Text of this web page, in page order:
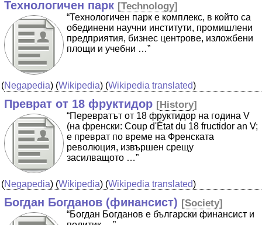
Технологичен парк [Technology]
“Технологичен парк е комплекс, в който са
обединени научни институти, промишлени
предприятия, бизнес центрове, изложбени
площи и учебни …”
(Negapedia) (Wikipedia) (Wikipedia translated)
Преврат от 18 фруктидор [History]
“Перевратът от 18 фруктидор на година V
(на френски: Coup d'État du 18 fructidor an V;
е преврат по време на Френската
революция, извършен срещу
засилващото …”
(Negapedia) (Wikipedia) (Wikipedia translated)
Богдан Богданов (финансист) [Society]
“Богдан Богданов е български финансист и